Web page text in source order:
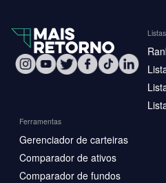
Listas
Ferramentas
Gerenciador de carteiras
Comparador de ativos
Comparador de fundos